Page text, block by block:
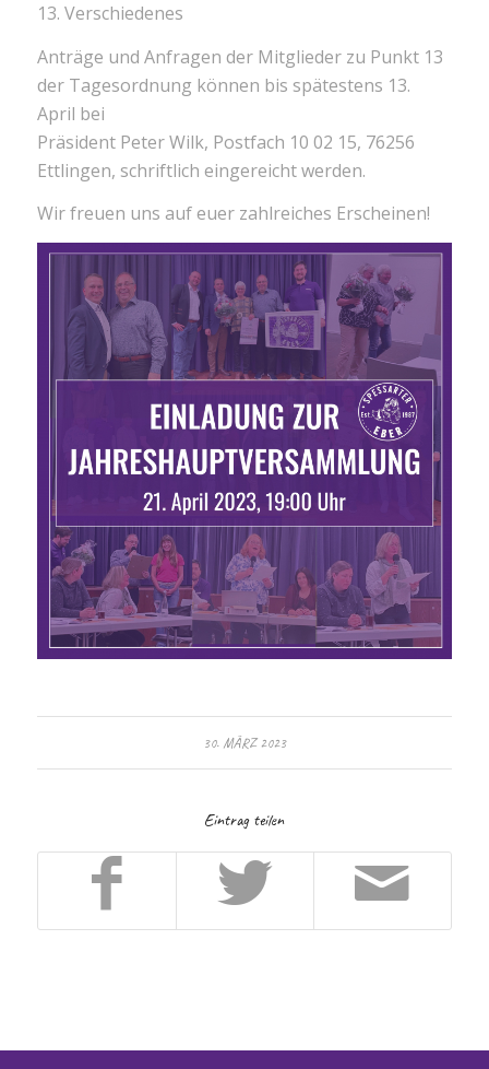
13. Verschiedenes
Anträge und Anfragen der Mitglieder zu Punkt 13
der Tagesordnung können bis spätestens 13.
April bei
Präsident Peter Wilk, Postfach 10 02 15, 76256
Ettlingen, schriftlich eingereicht werden.
Wir freuen uns auf euer zahlreiches Erscheinen!
30. MÄRZ 2023
Eintrag teilen